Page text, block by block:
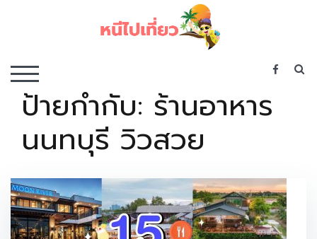
TOGGLE MOBILE MENU
ป้ายกำกับ: ร้านอาหาร
นนทบุรี วิวสวย